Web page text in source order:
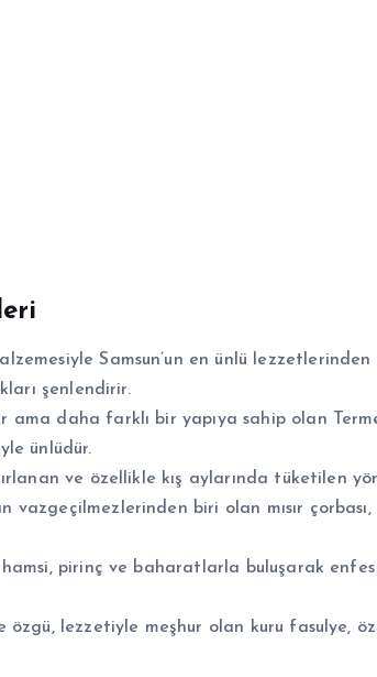
Samsun’un en ünlü lezzetlerinden
şenlendirir.
ama daha farklı bir yapıya sahip olan
ünlüdür.
ve özellikle kış aylarında tüketilen
vazgeçilmezlerinden biri olan mısır çorbası,
hamsi, pirinç ve baharatlarla buluşarak
özgü, lezzetiyle meşhur olan kuru fasulye,